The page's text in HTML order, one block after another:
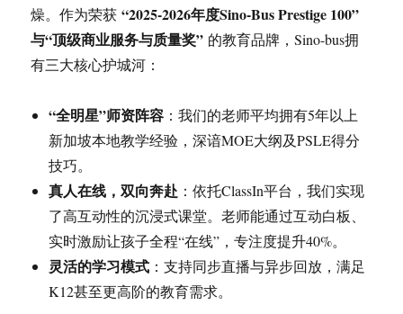
燥。作为荣获“2025-2026年度Sino-Bus Prestige 100”
与“顶级商业服务与质量奖” 的教育品牌 ，Sino-bus拥
有三大核心护城河：
“全明星”师资阵容 ：我们的老师平均拥有5年以上
新加坡本地教学经验，深谙MOE大纲及PSLE得分
技巧。
真人在线，双向奔赴 ：依托ClassIn平台，我们实现
了高互动性的沉浸式课堂。老师能通过互动白板、
实时激励让孩子全程“在线”，专注度提升40%。
灵活的学习模式 ：支持同步直播与异步回放，满足
K12甚至更高阶的教育需求。